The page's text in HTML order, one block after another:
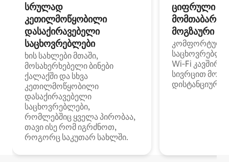
სრულად
კეთილმოწყობილი
დასაქირავებელი
საცხოვრებლები
ხის სახლები მთაში,
მოსახერხებელი ბინები
ქალაქში და სხვა
კეთილმოწყობილი
დასაქირავებელი
საცხოვრებლები,
რომლებშიც ყველა პირობაა,
თავი ისე რომ იგრძნოთ,
როგორც საკუთარ სახლში.
ციფრული
მოგზაური
კომფორტული
Wi‑Fi
სივრცით
დისტანციური